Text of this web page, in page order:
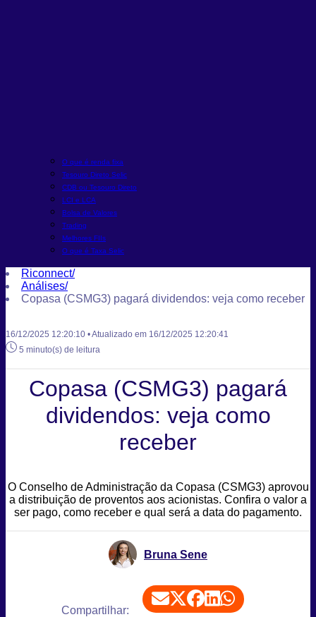
O que é renda fixa
Tesouro Direto Selic
CDB ou Tesouro Direto
LCI e LCA
Bolsa de Valores
Trading
Melhores FIIs
O que é Taxa Selic
Riconnect/
Análises/
Copasa (CSMG3) pagará dividendos: veja como receber
16/12/2025 12:20:10 • Atualizado em 16/12/2025 12:20:41
5 minuto(s) de leitura
Copasa (CSMG3) pagará
dividendos: veja como
receber
O Conselho de Administração da Copasa (CSMG3) aprovou
a distribuição de proventos aos acionistas. Confira o valor a
ser pago, como receber e qual será a data do pagamento.
Bruna Sene
Compartilhar: